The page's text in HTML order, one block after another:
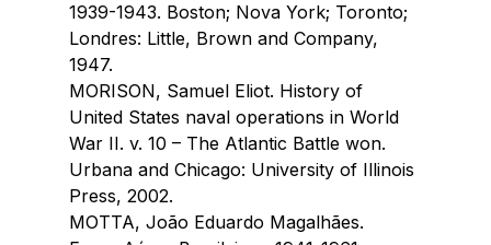
1939-1943. Boston; Nova York; Toronto;
Londres: Little, Brown and Company,
1947.
MORISON, Samuel Eliot. History of
United States naval operations in World
War II. v. 10 – The Atlantic Battle won.
Urbana and Chicago: University of Illinois
Press, 2002.
MOTTA, João Eduardo Magalhães.